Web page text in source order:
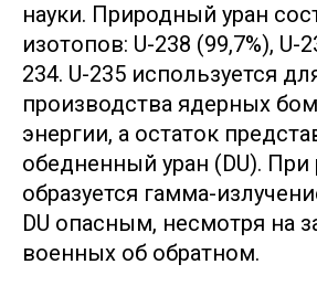
науки. Природный уран
изотопов: U-238 (99,7%), U-
234. U-235 используется
производства ядерных
энергии, а остаток
обедненный уран (DU). При
образуется гамма-
DU опасным, несмотря на
военных об обратном.